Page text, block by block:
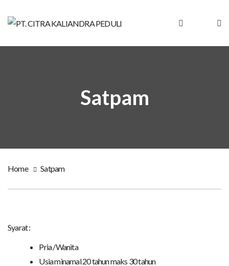
Satpam
Home Satpam
Syarat :
Pria /Wanita
Usia minamal 20 tahun maks 30 tahun